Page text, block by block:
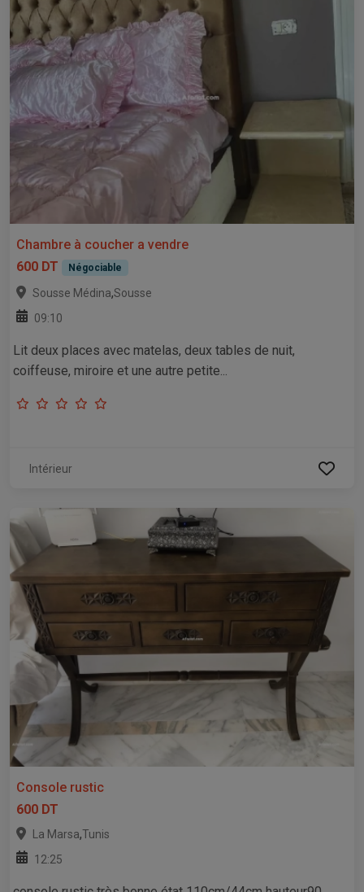
Chambre à coucher a vendre
600 DT
Négociable
Sousse Médina,Sousse
09:10
Lit deux places avec matelas, deux tables de nuit,
coiffeuse, miroire et une autre petite...
Intérieur
Console rustic
600 DT
La Marsa,Tunis
12:25